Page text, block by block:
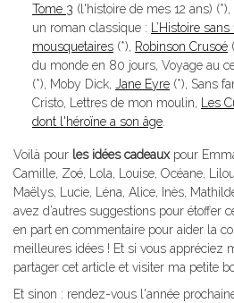
Tome 3 (l'histoire de mes 12 ans) (*),
un roman classique : L’Histoire sans
mousquetaires (*), Robinson Crusoé
du monde en 80 jours, Voyage au
(*), Moby Dick, Jane Eyre (*), Sans
Cristo, Lettres de mon moulin, Les
dont l'héroïne a son âge.
Voilà pour les idées cadeauxpour
Camille, Zoé, Lola, Louise, Océane,
Maëlys, Lucie, Léna, Alice, Inès,
avez d’autres suggestions pour étoffer
en part en commentaire pour aider la
meilleures idées ! Et si vous appréciez
partager cet article et visiter ma petite
Et sinon : rendez-vous l'année